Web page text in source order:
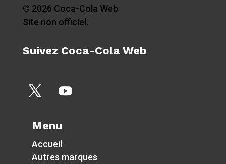
© 2026 Coca-Cola Web
Site non officiel.
Suivez Coca-Cola Web
Menu
Accueil
Autres marques